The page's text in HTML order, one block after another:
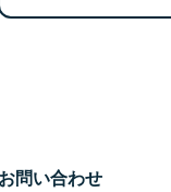
問い合わせ